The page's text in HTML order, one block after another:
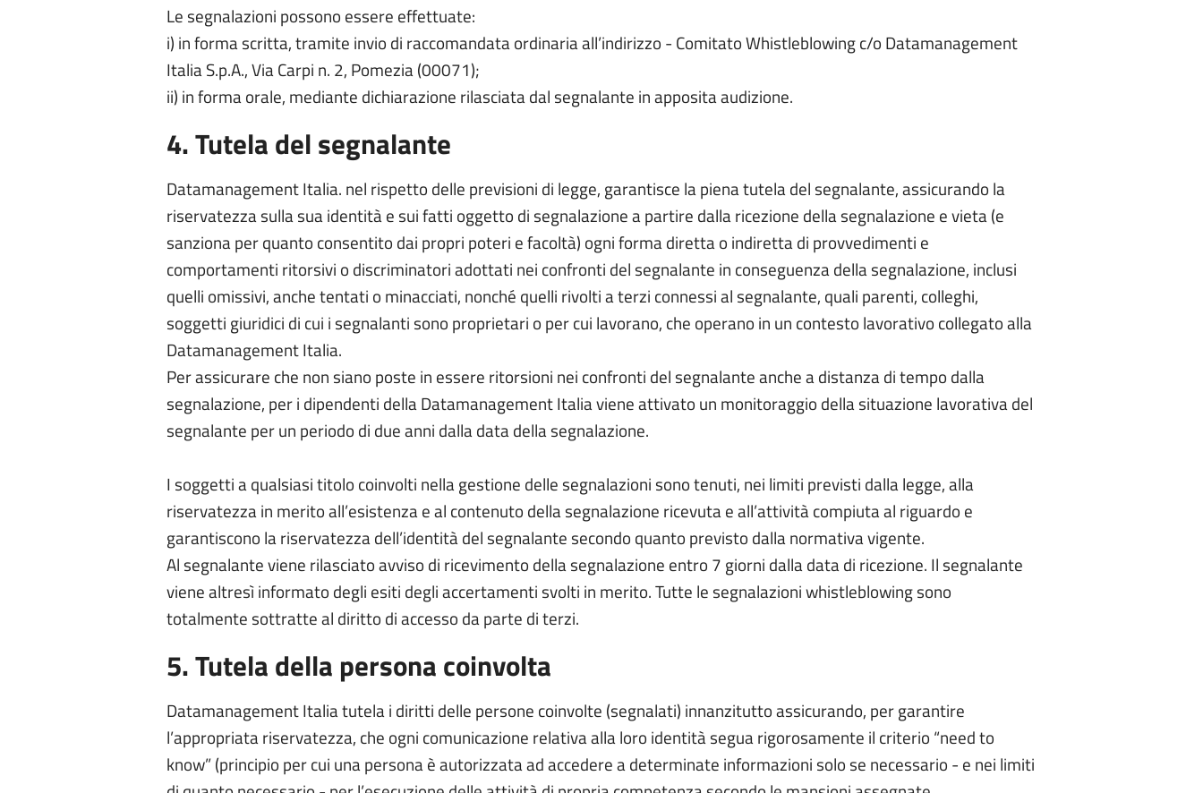
Le segnalazioni possono essere effettuate:
i) in forma scritta, tramite invio di raccomandata ordinaria all’indirizzo - Comitato Whistleblowing c/o Datamanagement
Italia S.p.A., Via Carpi n. 2, Pomezia (00071);
ii) in forma orale, mediante dichiarazione rilasciata dal segnalante in apposita audizione.
4. Tutela del segnalante
Datamanagement Italia. nel rispetto delle previsioni di legge, garantisce la piena tutela del segnalante, assicurando la
riservatezza sulla sua identità e sui fatti oggetto di segnalazione a partire dalla ricezione della segnalazione e vieta (e
sanziona per quanto consentito dai propri poteri e facoltà) ogni forma diretta o indiretta di provvedimenti e
comportamenti ritorsivi o discriminatori adottati nei confronti del segnalante in conseguenza della segnalazione, inclusi
quelli omissivi, anche tentati o minacciati, nonché quelli rivolti a terzi connessi al segnalante, quali parenti, colleghi,
soggetti giuridici di cui i segnalanti sono proprietari o per cui lavorano, che operano in un contesto lavorativo collegato alla
Datamanagement Italia.
Per assicurare che non siano poste in essere ritorsioni nei confronti del segnalante anche a distanza di tempo dalla
segnalazione, per i dipendenti della Datamanagement Italia viene attivato un monitoraggio della situazione lavorativa del
segnalante per un periodo di due anni dalla data della segnalazione.
I soggetti a qualsiasi titolo coinvolti nella gestione delle segnalazioni sono tenuti, nei limiti previsti dalla legge, alla
riservatezza in merito all’esistenza e al contenuto della segnalazione ricevuta e all’attività compiuta al riguardo e
garantiscono la riservatezza dell’identità del segnalante secondo quanto previsto dalla normativa vigente.
Al segnalante viene rilasciato avviso di ricevimento della segnalazione entro 7 giorni dalla data di ricezione. Il segnalante
viene altresì informato degli esiti degli accertamenti svolti in merito. Tutte le segnalazioni whistleblowing sono
totalmente sottratte al diritto di accesso da parte di terzi.
5. Tutela della persona coinvolta
Datamanagement Italia tutela i diritti delle persone coinvolte (segnalati) innanzitutto assicurando, per garantire
l’appropriata riservatezza, che ogni comunicazione relativa alla loro identità segua rigorosamente il criterio “need to
know” (principio per cui una persona è autorizzata ad accedere a determinate informazioni solo se necessario - e nei limiti